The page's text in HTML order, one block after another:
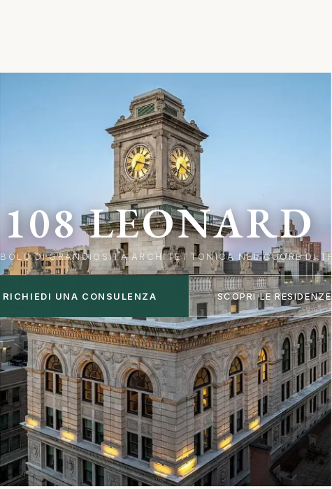
108 LEONARD
B OL O DI GRANDI O S ITÀ A RC HITET TO NICA NEL CUORE DI TR
RICHIEDI UNA CONSULENZA SCOPRI LE RESIDENZE